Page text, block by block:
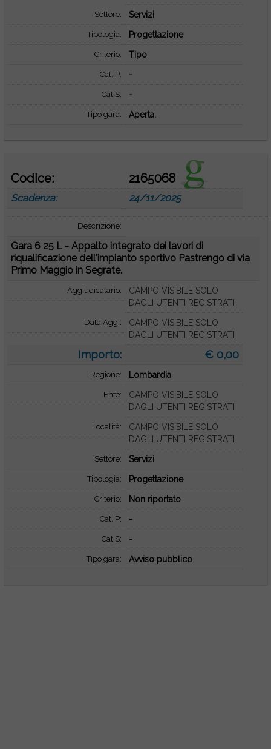
Settore: Servizi
Tipologia: Progettazione
Criterio: Tipo
Cat. P: -
Cat S: -
Tipo gara: Aperta.
Codice: 2165068
Scadenza: 24/11/2025
Descrizione:
Gara 6 25 L - Appalto integrato dei lavori di
riqualificazione dell'impianto sportivo Pastrengo di via
Primo Maggio in Segrate.
Aggiudicatario:
CAMPO VISIBILE SOLO
DAGLI UTENTI REGISTRATI
Data Agg.:
CAMPO VISIBILE SOLO
DAGLI UTENTI REGISTRATI
Importo: € 0,00
Regione: Lombardia
Ente:
CAMPO VISIBILE SOLO
DAGLI UTENTI REGISTRATI
Località:
CAMPO VISIBILE SOLO
DAGLI UTENTI REGISTRATI
Settore: Servizi
Tipologia: Progettazione
Criterio: Non riportato
Cat. P: -
Cat S: -
Tipo gara: Avviso pubblico